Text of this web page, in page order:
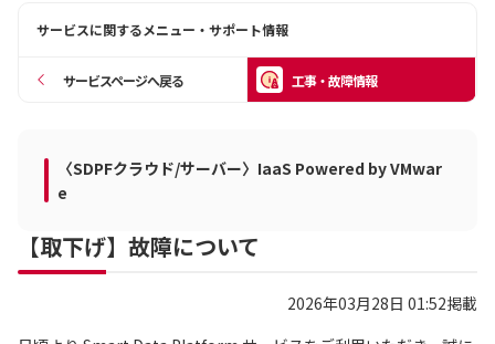
OCNのお客さまはこちら
工事・故障情報通知サー
オフィシャルサイト
サービスに関するメニュー・サポート情報
サービスページへ戻る 工事・故障情報
〈SDPFクラウド/サーバー〉IaaS Powered by VMwar
e
【取下げ】故障について
2026年03月28日 01:52掲載